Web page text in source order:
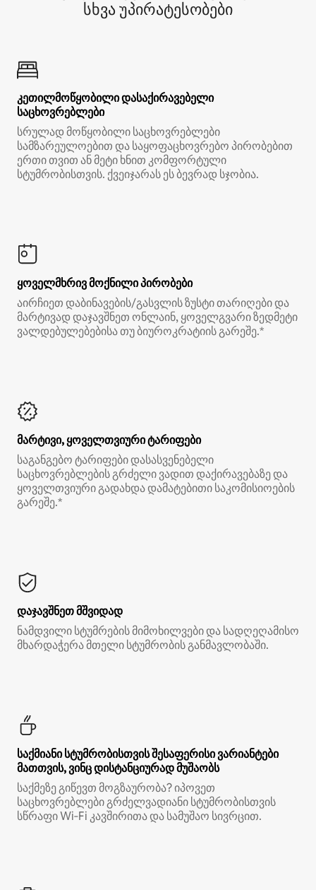
სხვა უპირატესობები
კეთილმოწყობილი დასაქირავებელი
საცხოვრებლები
სრულად მოწყობილი საცხოვრებლები
სამზარეულოებით და საყოფაცხოვრებო პირობებით
ერთი თვით ან მეტი ხნით კომფორტული
სტუმრობისთვის. ქვეიჯარას ეს ბევრად სჯობია.
ყოველმხრივ მოქნილი პირობები
აირჩიეთ დაბინავების/გასვლის ზუსტი თარიღები და
მარტივად დაჯავშნეთ ონლაინ, ყოველგვარი ზედმეტი
ვალდებულებებისა თუ ბიუროკრატიის გარეშე.*
მარტივი, ყოველთვიური ტარიფები
საგანგებო ტარიფები დასასვენებელი
საცხოვრებლების გრძელი ვადით დაქირავებაზე და
ყოველთვიური გადახდა დამატებითი საკომისიოების
გარეშე.*
დაჯავშნეთ მშვიდად
ნამდვილი სტუმრების მიმოხილვები და სადღეღამისო
მხარდაჭერა მთელი სტუმრობის განმავლობაში.
საქმიანი სტუმრობისთვის შესაფერისი ვარიანტები
მათთვის, ვინც დისტანციურად მუშაობს
საქმეზე გიწევთ მოგზაურობა? იპოვეთ
საცხოვრებლები გრძელვადიანი სტუმრობისთვის
სწრაფი Wi‑Fi კავშირითა და სამუშაო სივრცით.